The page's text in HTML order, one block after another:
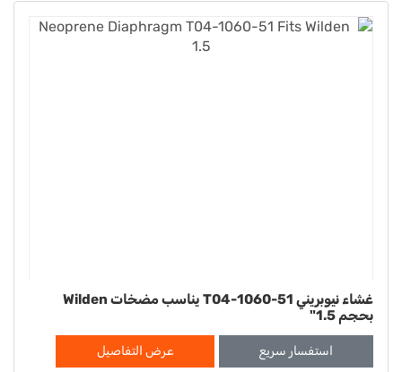
غشاء نيوبريني T04-1060-51 يناسب مضخات Wilden
بحجم 1.5"
استفسار سريع عرض التفاصيل